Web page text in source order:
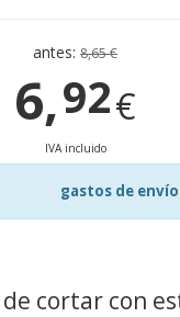
antes:8,65 €
6,92€
IVA incluido
gastos de envío
cortar con